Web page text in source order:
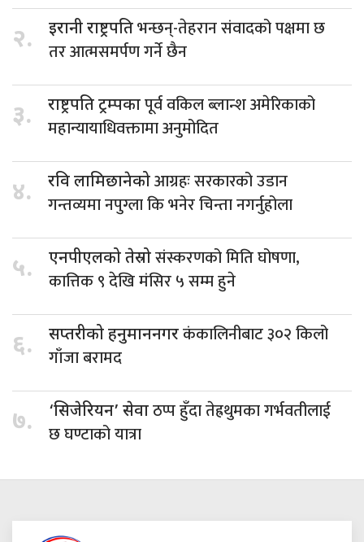
२. इरानी राष्ट्रपतिभन्छन्-तेहरान संवादको पक्षमा छ
तर आत्मसमर्पण गर्ने छैन
३. राष्ट्रपति ट्रम्पकापूर्व वकिल ब्लान्श अमेरिकाको
महान्यायाधिवक्तामा अनुमोदित
४. रवि लामिछानेकोआग्रहः सरकारको उडान
गन्तव्यमा नपुग्ला कि भनेर चिन्ता नगर्नुहोला
५. एनपीएलको तेस्रोसंस्करणको मिति घोषणा,
कात्तिक ९ देखि मंसिर ५ सम्म हुने
६. सप्तरीको हनुमाननगरकंकालिनीबाट ३०२ किलो
गाँजा बरामद
७. ‘सिजेरियन’ सेवाठप्प हुँदा तेह्रथुमका गर्भवतीलाई
छ घण्टाको यात्रा